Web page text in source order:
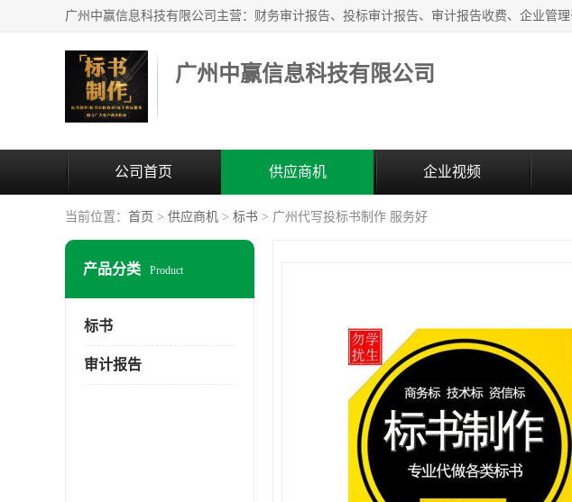
广州中赢信息科技有限公司
公司首页 供应商机 企业视频
当前位置： 首页 > 供应商机 > 标书 > 广州代写投标书制作 服务好
产品分类 Product
标书
审计报告